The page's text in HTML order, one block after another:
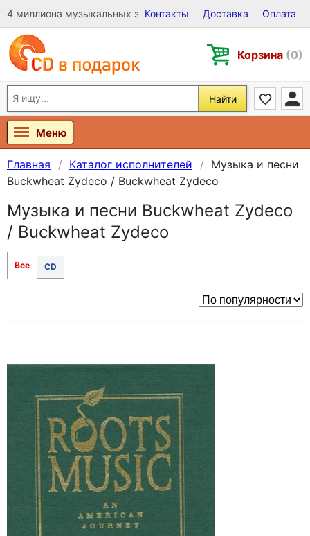
4 миллиона музыкальных записей на Виниле, CD и DVD
Контакты Доставка Оплата
Корзина (0)
Найти
Меню
Главная Каталог исполнителей
Музыка и песни
Buckwheat Zydeco / Buckwheat Zydeco
Музыка и песни Buckwheat Zydeco
/ Buckwheat Zydeco
Все CD